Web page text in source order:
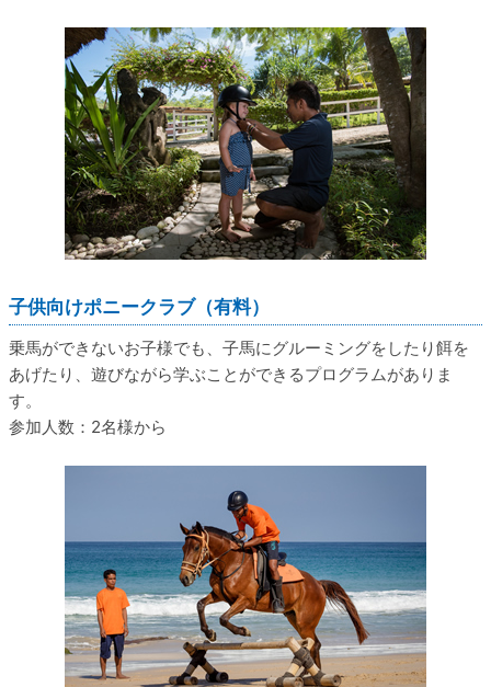
子供向けポニークラブ（有料）
乗馬ができないお子様でも、子馬にグルーミングをしたり餌を
あげたり、遊びながら学ぶことができるプログラムがありま
す。
参加人数：2名様から